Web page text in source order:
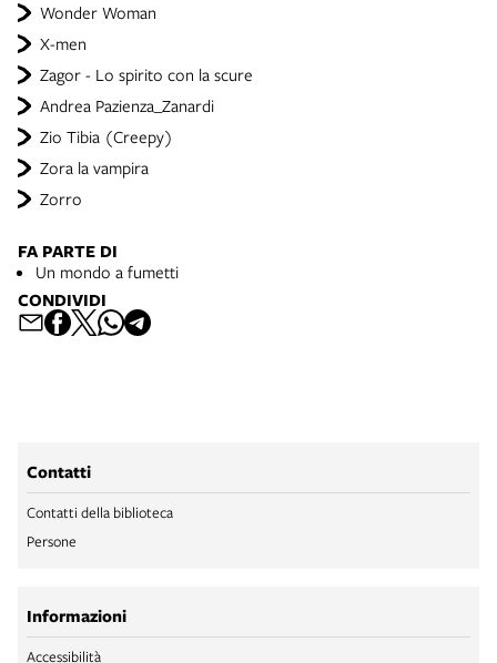
Wonder Woman
X-men
Zagor - Lo spirito con la scure
Andrea Pazienza_Zanardi
Zio Tibia (Creepy)
Zora la vampira
Zorro
FA PARTE DI
Un mondo a fumetti
CONDIVIDI
Contatti
Contatti della biblioteca
Persone
Informazioni
Accessibilità